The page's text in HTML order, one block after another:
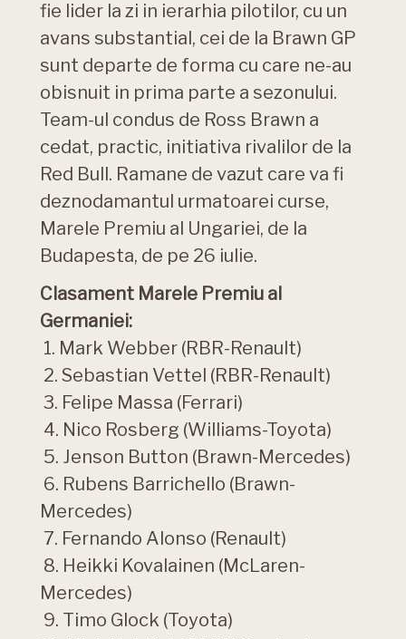
fie lider la zi in ierarhia pilotilor, cu un
avans substantial, cei de la Brawn GP
sunt departe de forma cu care ne-au
obisnuit in prima parte a sezonului.
Team-ul condus de Ross Brawn a
cedat, practic, initiativa rivalilor de la
Red Bull. Ramane de vazut care va fi
deznodamantul urmatoarei curse,
Marele Premiu al Ungariei, de la
Budapesta, de pe 26 iulie.
Clasament Marele Premiu al
Germaniei:
1. Mark Webber (RBR-Renault)
2. Sebastian Vettel (RBR-Renault)
3. Felipe Massa (Ferrari)
4. Nico Rosberg (Williams-Toyota)
5. Jenson Button (Brawn-Mercedes)
6. Rubens Barrichello (Brawn-
Mercedes)
7. Fernando Alonso (Renault)
8. Heikki Kovalainen (McLaren-
Mercedes)
9. Timo Glock (Toyota)